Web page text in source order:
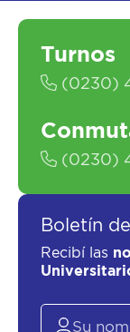
Turnos
(0230)
(0230)
Boletín de
Recibí las